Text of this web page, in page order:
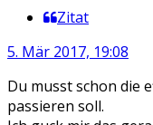
Zitat
5. Mär 2017, 19:08
Du musst schon die
passieren soll.